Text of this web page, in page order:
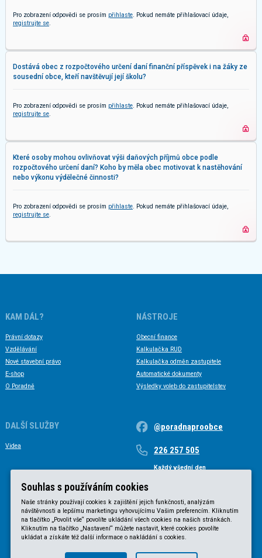
Pro zobrazení odpovědi se prosím přihlaste . Pokud nemáte přihlašovací údaje,
registrujte se
Dostává obec z rozpočtového určení daní finanční příspěvek i na žáky ze
sousední obce, kteří navštěvují její školu?
Pro zobrazení odpovědi se prosím přihlaste . Pokud nemáte přihlašovací údaje,
registrujte se
Které osoby mohou ovlivňovat výši daňových příjmů obce podle
rozpočtového určení daní? Koho by měla obec motivovat k nastěhování
nebo výkonu výdělečné činnosti?
Pro zobrazení odpovědi se prosím přihlaste . Pokud nemáte přihlašovací údaje,
registrujte se
KAM DÁL?
Právní dotazy
Vzdělávání
Nové stavební právo
E-shop
O Poradně
NÁSTROJE
Obecní finance
Kalkulačka RUD
Kalkulačka odměn zastupitele
Automatické dokumenty
Výsledky voleb do zastupitelstev
DALŠÍ SLUŽBY
Videa
@poradnaproobce
226 257 505
Každý všední den
Souhlas s používáním cookies
Naše stránky používají cookies k zajištění jejich funkčnosti, analýzám
návštěvnosti a lepšímu marketingu vyhovujícímu Vašim preferencím. Kliknutím
na tlačítko „Povolit vše“ povolíte ukládání všech cookies na našich stránkách.
Kliknutím na tlačítko „Nastavení“ můžete nastavit, které cookies povolíte
ukládat a získáte též další informace o nakládání s cookies.